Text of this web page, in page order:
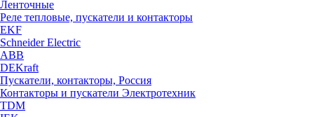
Ленточные
Реле тепловые, пускатели и контакторы
EKF
Schneider Electric
ABB
DEKraft
Пускатели, контакторы, Россия
Контакторы и пускатели Электротехник
TDM